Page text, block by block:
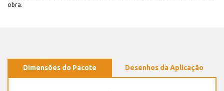
obra.
Dimensões do Pacote Desenhos da Aplicação